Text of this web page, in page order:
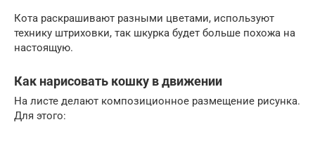
Кота раскрашивают разными цветами, используют
технику штриховки, так шкурка будет больше похожа на
настоящую.
Как нарисовать кошку в движении
На листе делают композиционное размещение рисунка.
Для этого: